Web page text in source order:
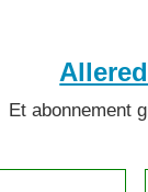
Et abonnement